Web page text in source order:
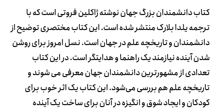
کتاب دانشمندان بزرگ جهان نوشته ژاکلین فروتی است که با
ترجمه یلدا بلارک منتشر شده است. این کتاب مختصری توضیح از
دانشمندان و تاریخچه علم در جهان است. نسل امروز برای روشن
شدن آینده نیازمند یک راهنما و هدایتگر است. در این کتاب
تعدادی از مشهورترین دانشمندان جهان معرفی می شوند و
تاریخچه علم هم بررسی می‌شود. این کتاب یک اثر خوب برای
کودکان و ایجاد شوق و انگیزه در آنان برای ساخت یک آینده